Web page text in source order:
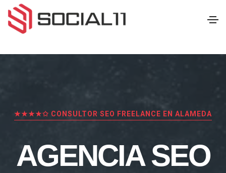
★★★★✩ CONSULTOR SEO FREELANCE EN ALAMEDA
AGENCIA SEO